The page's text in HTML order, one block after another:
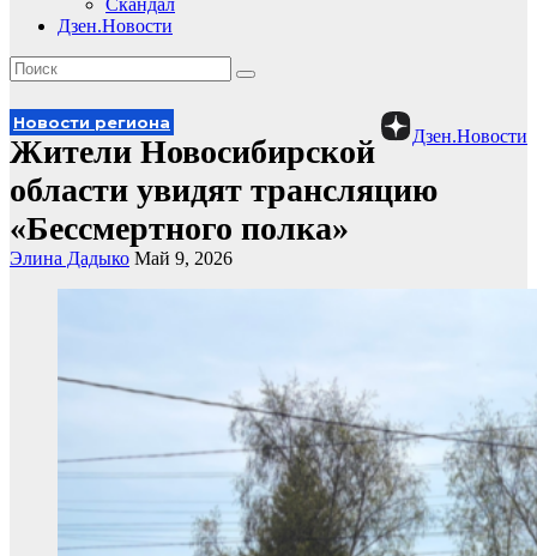
Скандал
Дзен.Новости
Дзен.Новости
Новости региона
Жители Новосибирской
области увидят трансляцию
«Бессмертного полка»
Элина Дадыко Май 9, 2026